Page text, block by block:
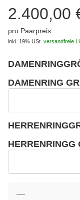
2.400,00
pro Paarpreis
inkl. 19% USt. versandfreie
DAMENRING
HERRENRINGG